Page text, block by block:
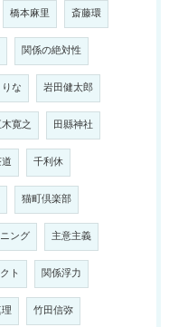
橋本麻里 斎藤環
関係の絶対性
な 岩田健太郎
寛之 田縣神社
千利休
猫町倶楽部
ング 主意主義
ト 関係浮力
竹田信弥